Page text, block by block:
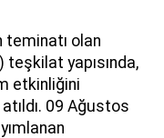
teminatı olan
teşkilat yapısında,
etkinliğini
09 Ağustos